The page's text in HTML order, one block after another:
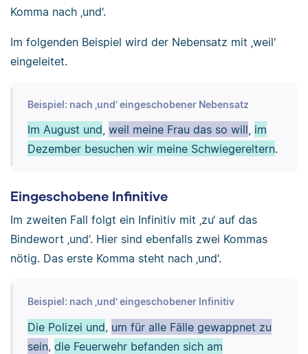
Komma nach ‚und‘.
Im folgenden Beispiel wird der Nebensatz mit ‚weil‘
eingeleitet.
Beispiel: nach ‚und‘ eingeschobener Nebensatz
Im August und weil meine Frau das so will im
Dezember besuchen wir meine Schwiegereltern.
Eingeschobene Infinitive
Im zweiten Fall folgt ein Infinitiv mit ‚zu‘ auf das
Bindewort ‚und‘. Hier sind ebenfalls zwei Kommas
nötig. Das erste Komma steht nach ‚und‘.
Beispiel: nach ‚und‘ eingeschobener Infinitiv
Die Polizei und, um für alle Fälle gewappnet zu
sein, die Feuerwehr befanden sich am